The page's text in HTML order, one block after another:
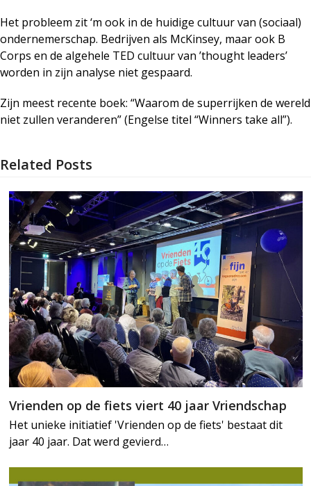
Het probleem zit ‘m ook in de huidige cultuur van (sociaal)
ondernemerschap. Bedrijven als McKinsey, maar ook B
Corps en de algehele TED cultuur van ’thought leaders’
worden in zijn analyse niet gespaard.
Zijn meest recente boek: “Waarom de superrijken de wereld
niet zullen veranderen” (Engelse titel “Winners take all”).
Related Posts
Vrienden op de fiets viert 40 jaar Vriendschap
Het unieke initiatief 'Vrienden op de fiets' bestaat dit
jaar 40 jaar. Dat werd gevierd…